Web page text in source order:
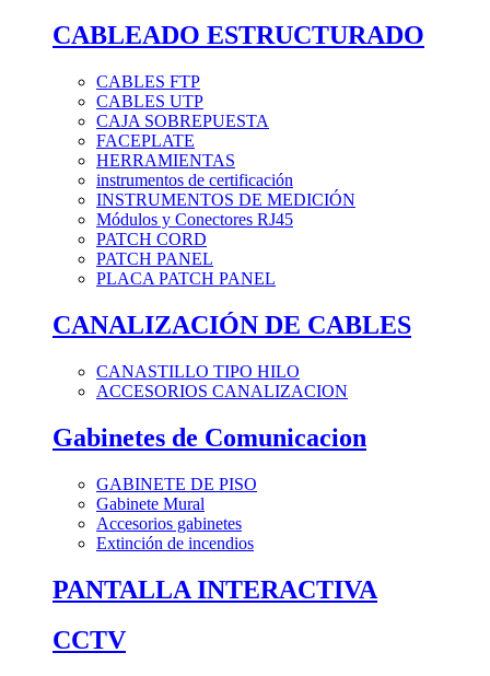
CABLEADO ESTRUCTURADO
CABLES FTP
CABLES UTP
CAJA SOBREPUESTA
FACEPLATE
HERRAMIENTAS
instrumentos de certificación
INSTRUMENTOS DE MEDICIÓN
Módulos y Conectores RJ45
PATCH CORD
PATCH PANEL
PLACA PATCH PANEL
CANALIZACIÓN DE CABLES
CANASTILLO TIPO HILO
ACCESORIOS CANALIZACION
Gabinetes de Comunicacion
GABINETE DE PISO
Gabinete Mural
Accesorios gabinetes
Extinción de incendios
PANTALLA INTERACTIVA
CCTV